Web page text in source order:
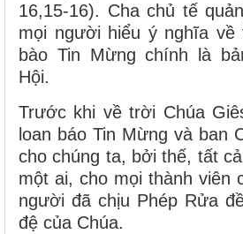
16,15-16). Cha chủ tế
mọi người hiểu ý nghĩa về
bào Tin Mừng chính là
Hội.
Trước khi về trời Chúa
loan báo Tin Mừng và ban
cho chúng ta, bởi thế, tất
một ai, cho mọi thành viên
người đã chịu Phép Rửa
đệ của Chúa.